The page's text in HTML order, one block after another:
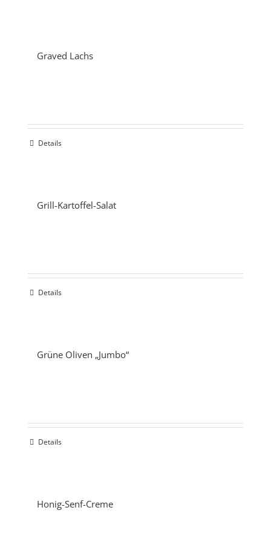
Graved Lachs
Details
Grill-Kartoffel-Salat
Details
Grüne Oliven „Jumbo“
Details
Honig-Senf-Creme